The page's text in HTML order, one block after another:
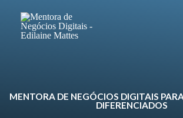
MENTORA DE NEGÓCIOS DIGITAIS
DIFERENCIADOS